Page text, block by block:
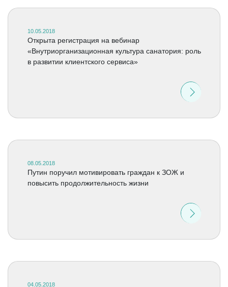
10.05.2018
Открыта регистрация на вебинар
«Внутриорганизационная культура санатория: роль
в развитии клиентского сервиса»
08.05.2018
Путин поручил мотивировать граждан к ЗОЖ и
повысить продолжительность жизни
04.05.2018